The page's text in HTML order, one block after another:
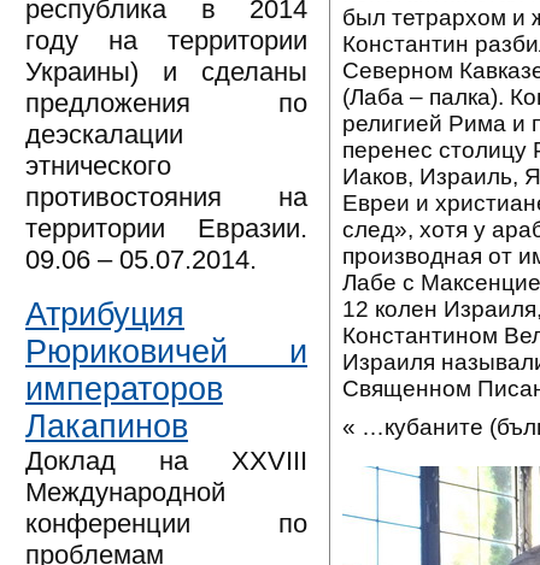
республика в 2014
году на территории
Украины) и сделаны
предложения по
деэскалации
этнического
противостояния на
территории Евразии.
09.06 – 05.07.2014.
Атрибуция
Рюриковичей и
императоров
Лакапинов
Доклад на XXVIII
Международной
конференции по
проблемам
был тетрархом и
Константин
Северном
(Лаба – палка).
религией Рима и
перенес столицу
Иаков, Израиль,
Евреи и
след», хотя у
производная от
Лабе с
12 колен
Константином
Израиля
Священном
« …кубаните